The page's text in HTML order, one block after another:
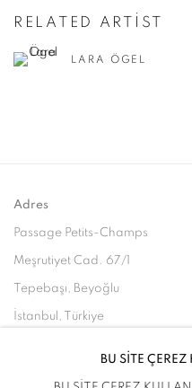
RELATED ARTIST
LARA ÖGEL
Adres
Passage Petits-Champs
Meşrutiyet Cad. 67/1
Tepebaşı, Beyoğlu
İstanbul, Türkiye
Ziyaret SaatleriBU SİTE